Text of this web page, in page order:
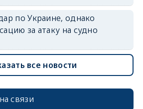
по Украине, однако
за атаку на судно
все новости
связи